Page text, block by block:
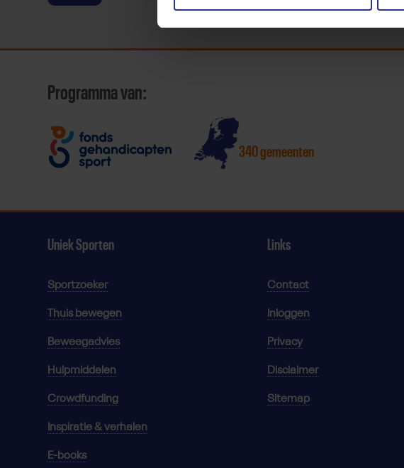
Programma van:
340 gemeenten
Uniek Sporten
Sportzoeker
Thuis bewegen
Beweegadvies
Hulpmiddelen
Crowdfunding
Inspiratie & verhalen
E-books
Links
Contact
Inloggen
Privacy
Disclaimer
Sitemap